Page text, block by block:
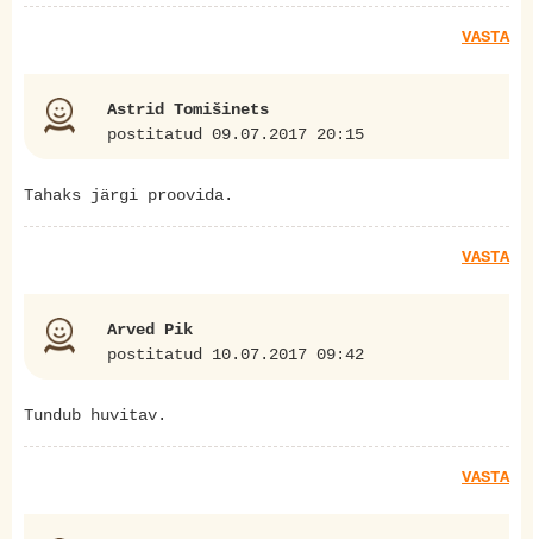
VASTA
Astrid Tomišinets
postitatud 09.07.2017 20:15
Tahaks järgi proovida.
VASTA
Arved Pik
postitatud 10.07.2017 09:42
Tundub huvitav.
VASTA